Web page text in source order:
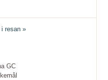
i resan »
GC